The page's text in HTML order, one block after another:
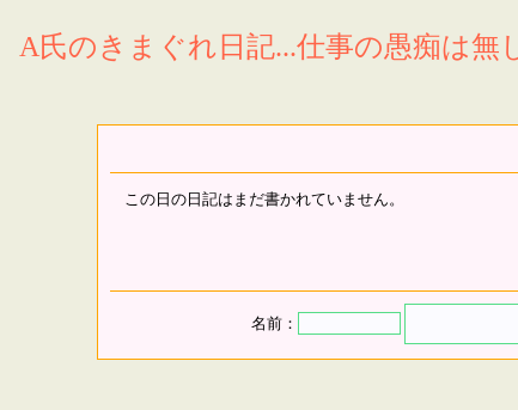
A氏のきまぐれ日記...仕事の愚痴は無
この日の日記はまだ書かれていません。
名前：